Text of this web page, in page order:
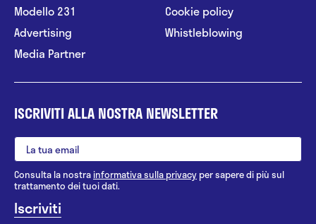
Modello 231
Advertising
Media Partner
Cookie policy
Whistleblowing
ISCRIVITI ALLA NOSTRA NEWSLETTER
Consulta la nostrainformativa sulla privacy per sapere di più sul
trattamento dei tuoi dati.